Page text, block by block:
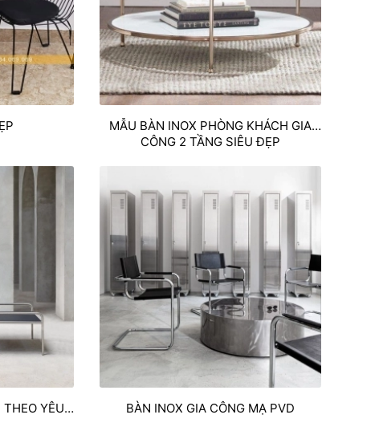
MẪU BÀN INOX PHÒNG KHÁCH GIA
CÔNG 2 TẦNG SIÊU ĐẸP
YÊU
BÀN INOX GIA CÔNG MẠ PVD